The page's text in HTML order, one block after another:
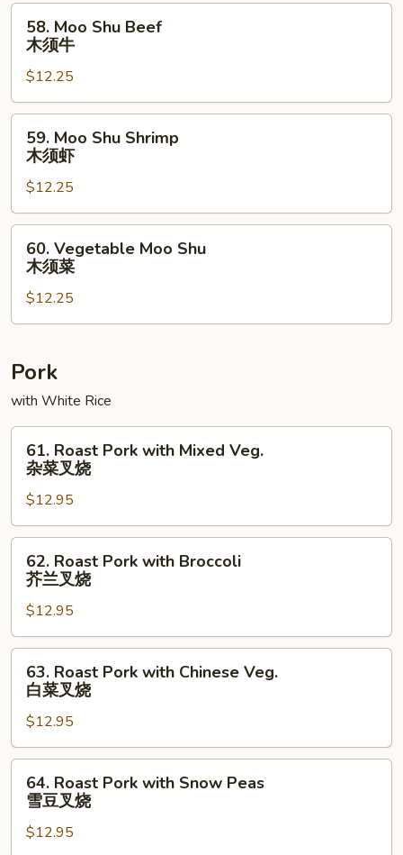
须
Moo
Shu
Beef
木
须
58. Moo Shu Beef
木须牛
$12.25
Moo
Shu
Shrimp
木
须
59. Moo Shu Shrimp
木须虾
$12.25
Vegetable
Moo
Shu
木
菜
60. Vegetable Moo Shu
木须菜
$12.25
Pork
with White Rice
Roast
Pork
with
Mixed
Veg.
烧
61. Roast Pork with Mixed Veg.
杂菜叉烧
$12.95
Roast
Pork
with
Broccoli
芥
62. Roast Pork with Broccoli
芥兰叉烧
$12.95
Roast
Pork
with
Chinese
Veg.
63. Roast Pork with Chinese Veg.
白菜叉烧
$12.95
Roast
Pork
with
64. Roast Pork with Snow Peas
雪豆叉烧
$12.95